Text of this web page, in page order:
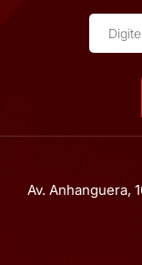
Av. Anhanguera,